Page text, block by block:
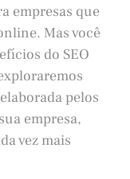
empresas que
Mas você
do SEO
pelos
empresa,
vez mais